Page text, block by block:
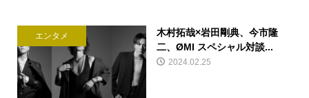
エンタメ
木村拓哉×岩田剛典、今市隆
二、ØMI スペシャル対談...
2024.02.25